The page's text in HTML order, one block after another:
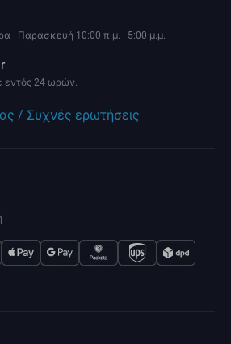
- Παρασκευή 10:00 π.μ. - 5:00 μ.μ.
εντός 24 ωρών.
/ Συχνές ερωτήσεις